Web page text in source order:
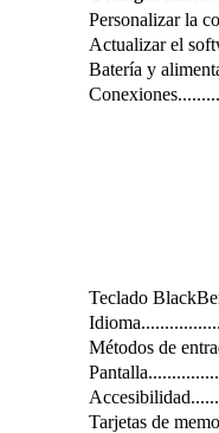
Personalizar la
Actualizar el
Batería y
Teclado
Métodos de
Tarjetas de